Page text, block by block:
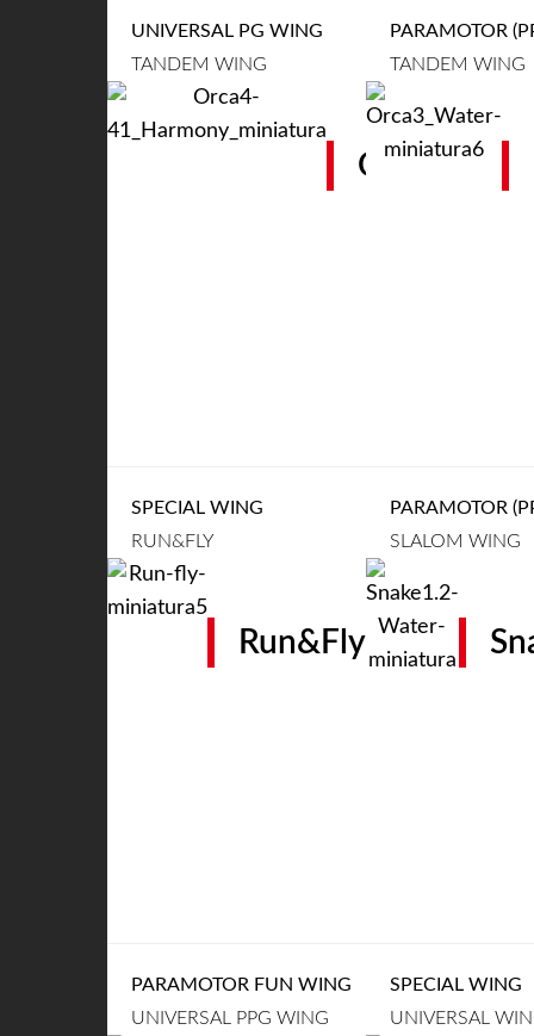
UNIVERSAL PG WING
TANDEM WING
Orca 4
PARAMOTOR
TANDEM WING
SPECIAL WING
RUN&FLY
Run&Fly
PARAMOTOR
SLALOM WING
PARAMOTOR FUN WING
UNIVERSAL PPG WING
SPECIAL WING
UNIVERSAL